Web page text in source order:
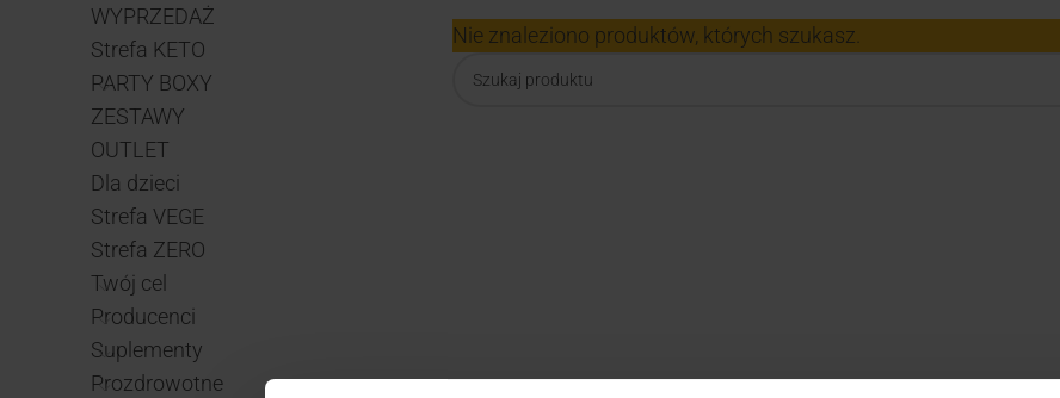
WYPRZEDAŻ
Strefa KETO
PARTY BOXY
ZESTAWY
OUTLET
Dla dzieci
Strefa VEGE
Strefa ZERO
Twój cel
Producenci
Suplementy
Prozdrowotne
Nie znaleziono produktów, których szukasz.